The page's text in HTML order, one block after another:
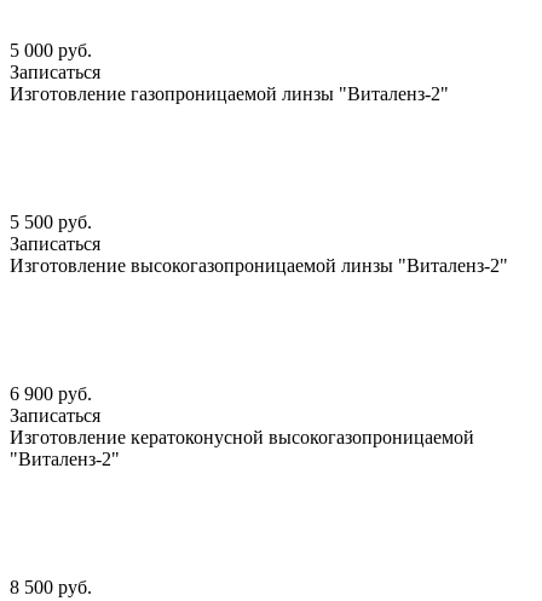
5 000 руб.
Записаться
Изготовление газопроницаемой линзы "Виталенз-2"
5 500 руб.
Записаться
Изготовление высокогазопроницаемой линзы "Виталенз-2"
6 900 руб.
Записаться
Изготовление кератоконусной высокогазопроницаемой
"Виталенз-2"
8 500 руб.